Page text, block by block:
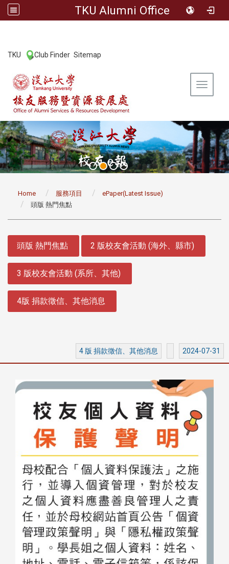
TKU Alumni Office
TKU Club Finder Sitemap
Toggle
Home 服務項目
ePaper(Latest Issue)
頭版 熱門焦點
頭版 熱門焦點 2 版校友會活動 (海外、縣市)
3 版校友會活動 (系所、其他)
4版 捐款徵信、其他消息
4 版 捐款徵信、其他消息 2024-07-31